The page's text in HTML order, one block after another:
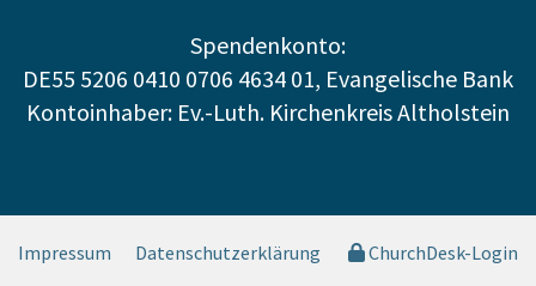
Spendenkonto:
DE55 5206 0410 0706 4634 01, Evangelische Bank
Kontoinhaber: Ev.-Luth. Kirchenkreis Altholstein
Impressum Datenschutzerklärung ChurchDesk-Login